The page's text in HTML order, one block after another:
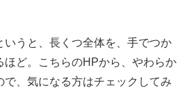
いうと、長くつ全体を、手でつか
ほど。こちらのHPから、やわらか
で、気になる方はチェックしてみ